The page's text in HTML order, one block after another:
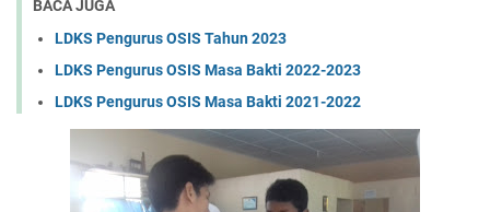
BACA JUGA
LDKS Pengurus OSIS Tahun 2023
LDKS Pengurus OSIS Masa Bakti 2022-2023
LDKS Pengurus OSIS Masa Bakti 2021-2022